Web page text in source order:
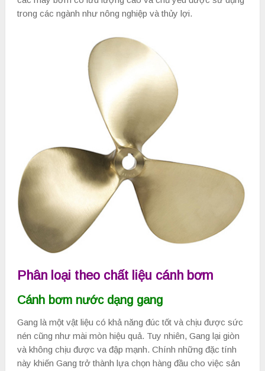
trong các ngành như nông nghiệp và thủy lợi.
Phân loại theo chất liệu cánh bơm
Cánh bơm nước dạng gang
Gang là một vật liệu có khả năng đúc tốt và chịu được sức
nén cũng như mài mòn hiệu quả. Tuy nhiên, Gang lại giòn
và không chịu được va đập mạnh. Chính những đặc tính
này khiến Gang trở thành lựa chọn hàng đầu cho việc sản